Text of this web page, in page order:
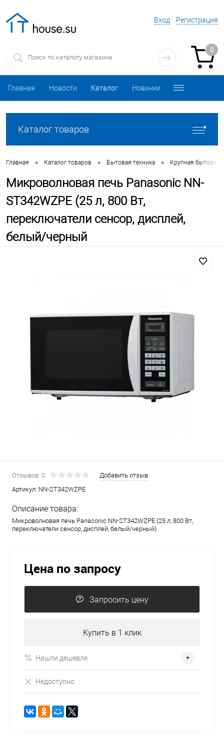
Вход Регистрация
0
Главная Новости Каталог Новинки
Каталог товаров
Главная • Каталог товаров • Бытовая техника • Крупная бытовая
Микроволновая печь Panasonic NN-
ST342WZPE (25 л, 800 Вт,
переключатели сенсор, дисплей,
белый/черный
Отзывов: 0
Добавить отзыв
Артикул: NN-ST342WZPE
Описание товара:
Микроволновая печь Panasonic NN-ST342WZPE (25 л, 800 Вт,
переключатели сенсор, дисплей, белый/черный)
Цена по запросу
Запросить цену
Купить в 1 клик
Нашли дешевле
Недоступно